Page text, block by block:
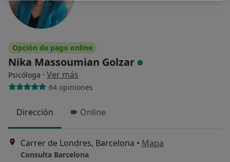
Opción de pago online
Nika Massoumian Golzar
Psicóloga · Ver más
64 opiniones
Dirección Online
Carrer de Londres, Barcelona • Mapa
Consulta Barcelona